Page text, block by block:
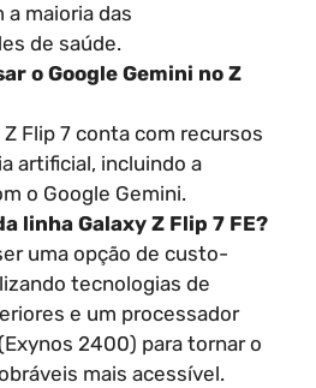
maioria das
de saúde.
o Google Gemini no Z
Z Flip 7 conta com recursos
artificial, incluindo a
o Google Gemini.
linha Galaxy Z Flip 7 FE?
uma opção de custo-
tecnologias de
e um processador
2400) para tornar o
mais acessível.